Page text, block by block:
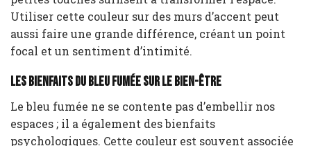
Utiliser cette couleur sur des murs d’accent peut
aussi faire une grande différence, créant un point
focal et un sentiment d’intimité.
Les bienfaits du bleu fumée sur le bien-être
Le bleu fumée ne se contente pas d’embellir nos
espaces ; il a également des bienfaits
psychologiques. Cette couleur est souvent associée